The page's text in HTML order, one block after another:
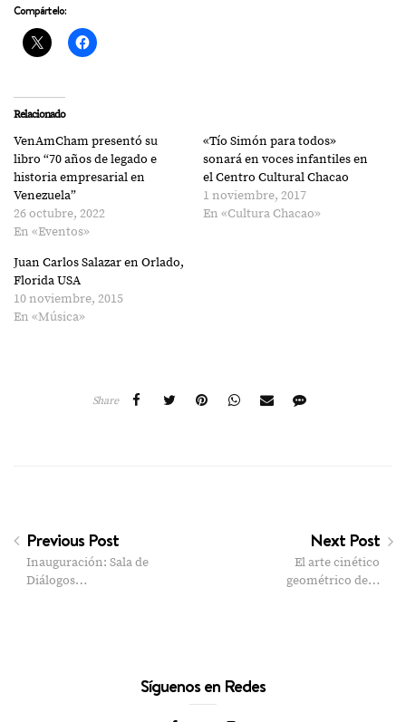
Compártelo:
Relacionado
VenAmCham presentó su
libro “70 años de legado e
historia empresarial en
Venezuela”
26 octubre, 2022
En «Eventos»
«Tío Simón para todos»
sonará en voces infantiles en
el Centro Cultural Chacao
1 noviembre, 2017
En «Cultura Chacao»
Juan Carlos Salazar en Orlado,
Florida USA
10 noviembre, 2015
En «Música»
Share
Previous Post
Inauguración: Sala de
Diálogos…
Next Post
El arte cinético
geométrico de…
Síguenos en Redes